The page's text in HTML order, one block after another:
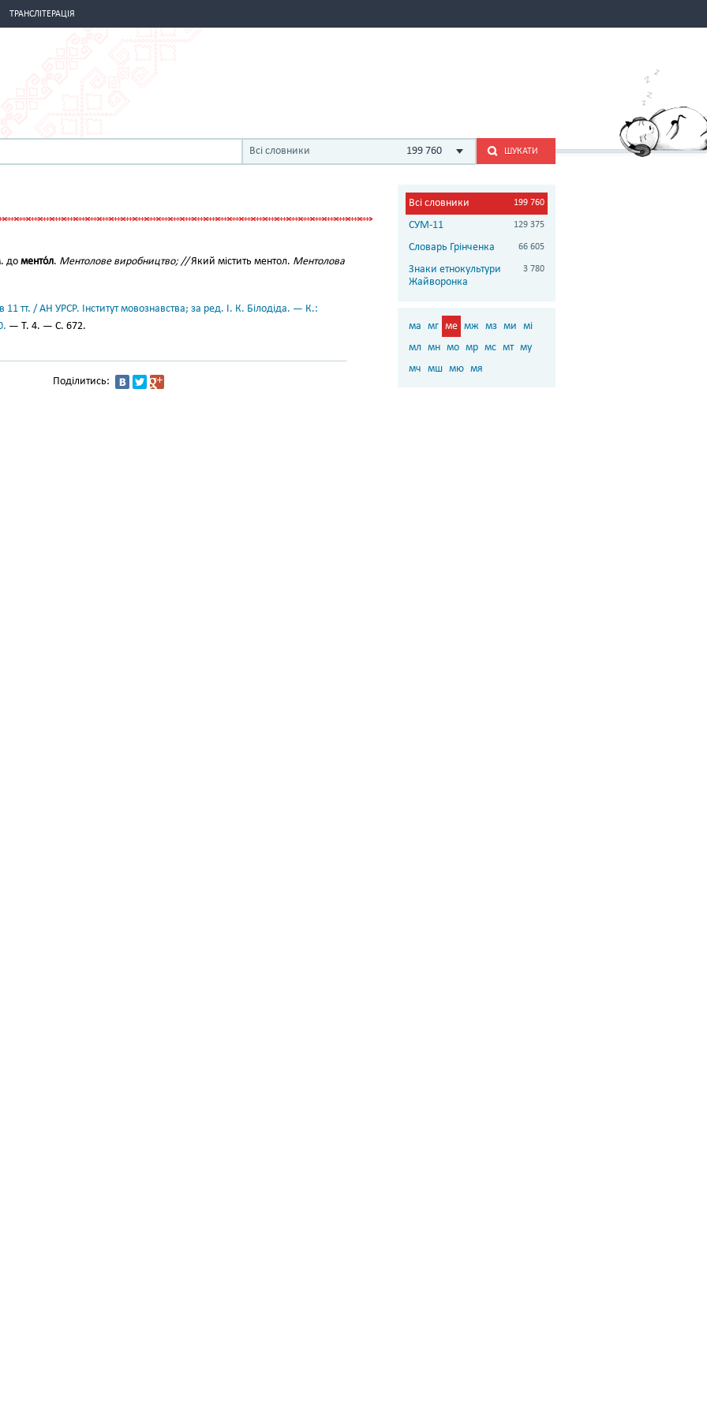
ТРАНСЛІТЕРАЦІЯ
Всі словники 199 760 ШУКАТИ
доменто́л. Ментолове виробництво; //Який містить ментол. Ментолова
11 тт. / АН УРСР. Інститут мовознавства; за ред. І. К. Білодіда. — К.:
— Т. 4. — С. 672.
Поділитись:
Всі словники 199 760
СУМ-11 129 375
Словарь Грінченка 66 605
Знаки етнокультури
Жайворонка
3 780
ма мг ме мж мз ми мі
мл мн мо мр мс мт му
мч мш мю мя